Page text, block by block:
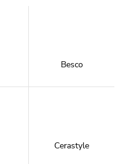
Besco
Cerastyle